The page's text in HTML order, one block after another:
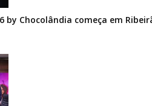
by Chocolândia começa em